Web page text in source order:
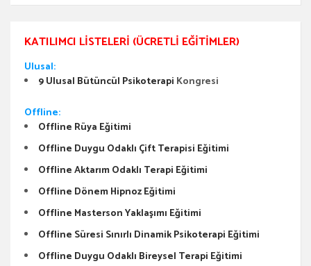
KATILIMCI LISTELERI (ÜCRETLI EĞITIMLER)
Ulusal:
9 Ulusal Bütüncül Psikoterapi Kongresi
Offline:
Offline Rüya Eğitimi
Offline Duygu Odaklı Çift Terapisi Eğitimi
Offline Aktarım Odaklı Terapi Eğitimi
Offline Dönem Hipnoz Eğitimi
Offline Masterson Yaklaşımı Eğitimi
Offline Süresi Sınırlı Dinamik Psikoterapi Eğitimi
Offline Duygu Odaklı Bireysel Terapi Eğitimi